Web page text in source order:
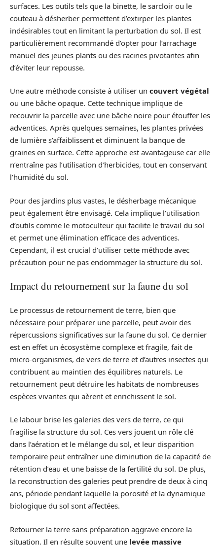
surfaces. Les outils tels que la binette, le sarcloir ou le
couteau à désherber permettent d’extirper les plantes
indésirables tout en limitant la perturbation du sol. Il est
particulièrement recommandé d’opter pour l’arrachage
manuel des jeunes plants ou des racines pivotantes afin
d’éviter leur repousse.
Une autre méthode consiste à utiliser un couvert végétal
ou une bâche opaque. Cette technique implique de
recouvrir la parcelle avec une bâche noire pour étouffer les
adventices. Après quelques semaines, les plantes privées
de lumière s’affaiblissent et diminuent la banque de
graines en surface. Cette approche est avantageuse car elle
n’entraîne pas l’utilisation d’herbicides, tout en conservant
l’humidité du sol.
Pour des jardins plus vastes, le désherbage mécanique
peut également être envisagé. Cela implique l’utilisation
d’outils comme le motoculteur qui facilite le travail du sol
et permet une élimination efficace des adventices.
Cependant, il est crucial d’utiliser cette méthode avec
précaution pour ne pas endommager la structure du sol.
Impact du retournement sur la faune du sol
Le processus de retournement de terre, bien que
nécessaire pour préparer une parcelle, peut avoir des
répercussions significatives sur la faune du sol. Ce dernier
est en effet un écosystème complexe et fragile, fait de
micro-organismes, de vers de terre et d’autres insectes qui
contribuent au maintien des équilibres naturels. Le
retournement peut détruire les habitats de nombreuses
espèces vivantes qui aèrent et enrichissent le sol.
Le labour brise les galeries des vers de terre, ce qui
fragilise la structure du sol. Ces vers jouent un rôle clé
dans l’aération et le mélange du sol, et leur disparition
temporaire peut entraîner une diminution de la capacité de
rétention d’eau et une baisse de la fertilité du sol. De plus,
la reconstruction des galeries peut prendre de deux à cinq
ans, période pendant laquelle la porosité et la dynamique
biologique du sol sont affectées.
Retourner la terre sans préparation aggrave encore la
situation. Il en résulte souvent une levée massive